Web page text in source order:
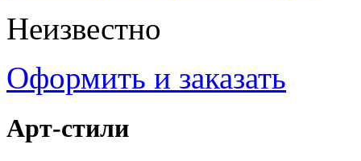
Неизвестно
Оформить и заказать
Арт-стили